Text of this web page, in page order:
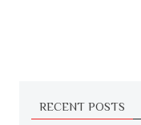
RECENT POSTS